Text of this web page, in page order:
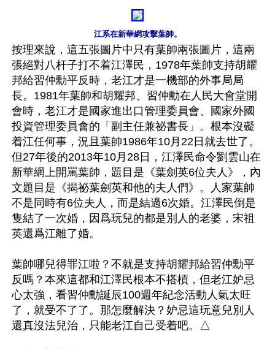
江系在新華網攻擊葉帥。
按理來說，這五張圖片中只有葉帥兩張圖片，這兩
張絕對八杆子打不着江澤民，1978年葉帥支持胡耀
邦給習仲勳平反時，老江才是一機部的外事局局
長。1981年葉帥和胡耀邦、習仲勳在人民大會堂開
會時，老江才是國家進出口管理委員會、國家外國
投資管理委員會的「副主任兼祕書長」。根本沒礙
着江任何事，況且葉帥1986年10月22日就去世了。
但27年後的2013年10月28日，江澤民命令劉雲山在
新華網上開罵葉帥，題目是《葉劍英6位夫人》，內
文題目是《揭祕葉劍英和他的夫人們》。人家葉帥
不是同時有6位夫人，而是結過6次婚。江澤民倒是
隻結了一次婚，因爲玩兒的都是別人的老婆，宋祖
英還爲江離了婚。
葉帥哪兒得罪江啦？不就是支持胡耀邦給習仲勳平
反嗎？本來這都和江澤民根本不搭槓，但老江妒忌
心太強，看習仲勳誕辰100週年紀念活動人氣太旺
了，就受不了了。那怎麼解決？妒忌這玩意兒別人
還真沒法兒治，只能老江自己受着吧。△